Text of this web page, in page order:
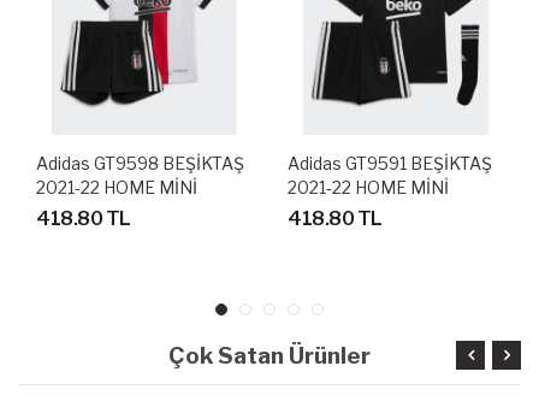
Adidas GT9598 BEŞİKTAŞ
2021-22 HOME MİNİ
BEBEK FUTBOL FORMA
418.80 TL
Adidas GT9591 BEŞİKTAŞ
2021-22 HOME MİNİ
BEBEK FUTBOL FORMA
418.80 TL
Çok Satan Ürünler